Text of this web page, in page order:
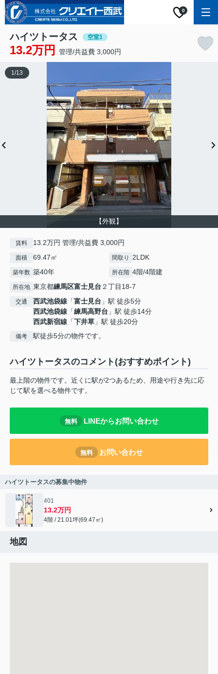
0
ハイツトータス 空室1
13.2万円 管理/共益費 3,000円
【外観】
1/13
賃料 13.2万円 管理/共益費 3,000円
面積 69.47㎡ 間取り 2LDK
築年数 築40年 所在階 4階/4階建
所在地 東京都練馬区富士見台 ２丁目18-7
交通 西武池袋線 「富士見台 」駅 徒歩5分
西武池袋線 「練馬高野台 」駅 徒歩14分
西武新宿線 「下井草 」駅 徒歩20分
備考 駅徒歩5分の物件です。
ハイツトータスのコメント(おすすめポイント)
最上階の物件です。近くに駅が2つあるため、用途や行き先に応
じて駅を選べる物件です。
無料 LINEからお問い合わせ
無料 お問い合わせ
ハイツトータスの募集中物件
401
13.2万円
4階 / 21.01坪(69.47㎡)
地図